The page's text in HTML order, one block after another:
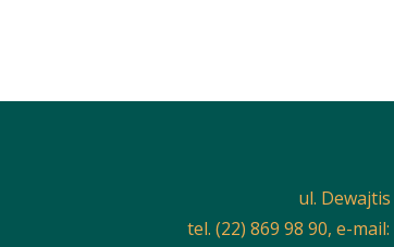
ul.
tel. (22) 869 98 90, e-mail: